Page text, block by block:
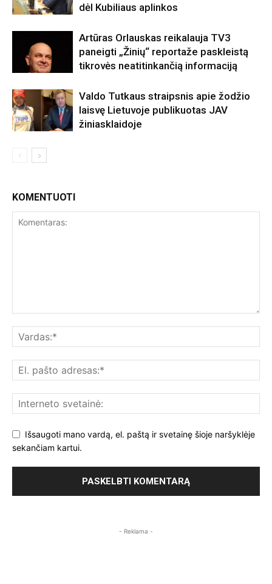
dėl Kubiliaus aplinkos
Artūras Orlauskas reikalauja TV3
paneigti „Žinių“ reportaže paskleistą
tikrovės neatitinkančią informaciją
Valdo Tutkaus straipsnis apie žodžio
laisvę Lietuvoje publikuotas JAV
žiniasklaidoje
KOMENTUOTI
Išsaugoti mano vardą, el. paštą ir svetainę šioje naršyklėje
sekančiam kartui.
- Reklama -